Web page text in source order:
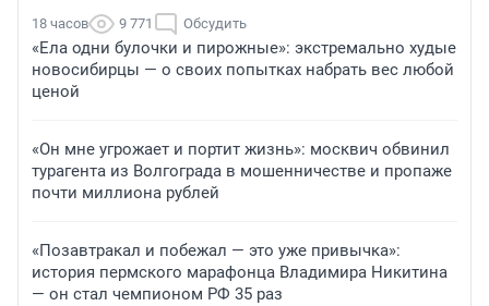
18 часов 9 771 Обсудить
«Ела одни булочки и пирожные»: экстремально худые
новосибирцы — о своих попытках набрать вес любой
ценой
«Он мне угрожает и портит жизнь»: москвич обвинил
турагента из Волгограда в мошенничестве и пропаже
почти миллиона рублей
«Позавтракал и побежал — это уже привычка»:
история пермского марафонца Владимира Никитина
— он стал чемпионом РФ 35 раз